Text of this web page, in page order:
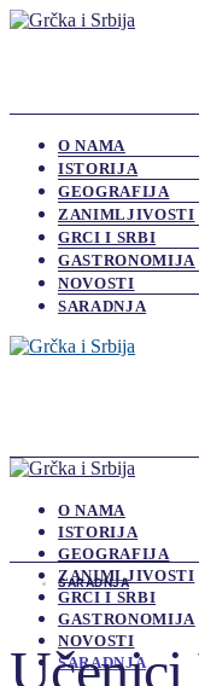
O NAMA
ISTORIJA
GEOGRAFIJA
ZANIMLJIVOSTI
GRCI I SRBI
GASTRONOMIJA
NOVOSTI
SARADNJA
O NAMA
ISTORIJA
GEOGRAFIJA
ZANIMLJIVOSTI
GRCI I SRBI
GASTRONOMIJA
NOVOSTI
SARADNJA
SARADNJA
Učenici